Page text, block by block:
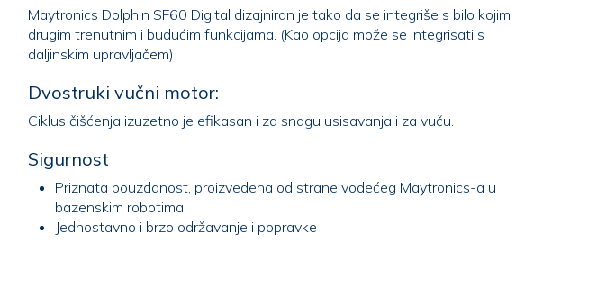
Maytronics Dolphin SF60 Digital dizajniran je tako da se integriše s bilo kojim
drugim trenutnim i budućim funkcijama. (Kao opcija može se integrisati s
daljinskim upravljačem)
Dvostruki vučni motor:
Ciklus čišćenja izuzetno je efikasan i za snagu usisavanja i za vuču.
Sigurnost
Priznata pouzdanost, proizvedena od strane vodećeg Maytronics-a u
bazenskim robotima
Jednostavno i brzo održavanje i popravke